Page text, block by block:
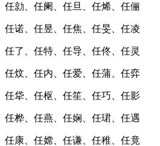
任勍、任阑、任旦、任烯、任俪
任诺、任昱、任焦、任旻、任凌
任了、任特、任导、任佟、任灵
任炆、任内、任爱、任蒲、任弈
任牮、任枢、任笙、任巧、任影
任桦、任燕、任娴、任珺、任遇
任康、任嫦、任谦、任稚、任竟